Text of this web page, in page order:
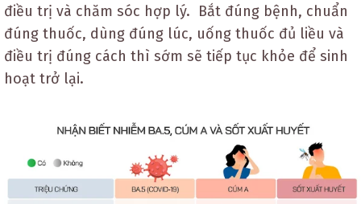
điều trị và chăm sóc hợp lý. Bắt đúng bệnh, chuẩn
đúng thuốc, dùng đúng lúc, uống thuốc đủ liều và
điều trị đúng cách thì sớm sẽ tiếp tục khỏe để sinh
hoạt trở lại.